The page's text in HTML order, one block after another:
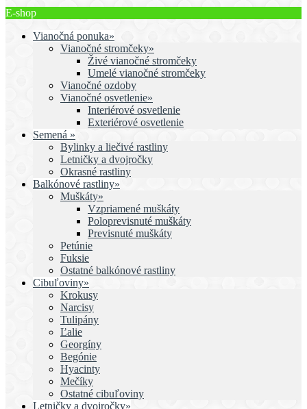
E-shop
Vianočná ponuka»
Vianočné stromčeky»
Živé vianočné stromčeky
Umelé vianočné stromčeky
Vianočné ozdoby
Vianočné osvetlenie»
Interiérové osvetlenie
Exteriérové osvetlenie
Semená »
Bylinky a liečivé rastliny
Letničky a dvojročky
Okrasné rastliny
Balkónové rastliny»
Muškáty»
Vzpriamené muškáty
Poloprevisnuté muškáty
Previsnuté muškáty
Petúnie
Fuksie
Ostatné balkónové rastliny
Cibuľoviny»
Krokusy
Narcisy
Tulipány
Ľalie
Georgíny
Begónie
Hyacinty
Mečíky
Ostatné cibuľoviny
Letničky a dvojročky»